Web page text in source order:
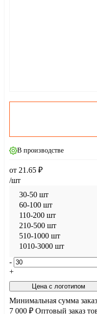
В производстве
от 21.65 ₽
/шт
30-50 шт
60-100 шт
110-200 шт
210-500 шт
510-1000 шт
1010-3000 шт
-
+
Цена с логотипом
Минимальная сумма
7 000 ₽ Оптовый заказ